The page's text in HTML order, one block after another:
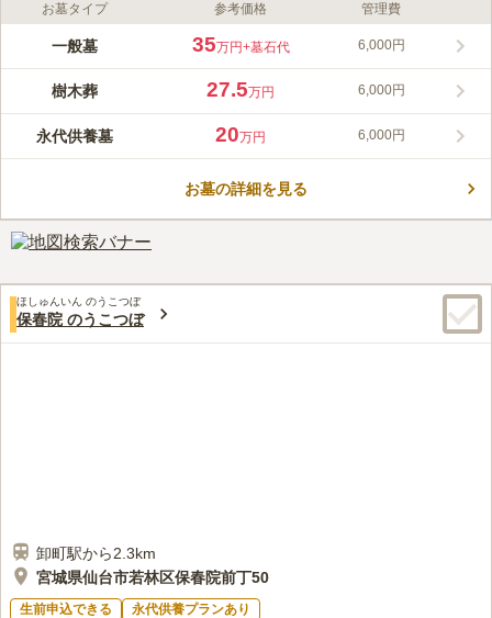
ライフドット編集部のコメント
JR東北本線「東仙台駅」から徒歩約10分の便利な立地で、宗教
永代供養が付いているため、無縁仏になる心配がなく、後継者が
いない方でも安心して利用可能です。経済的負担が少なく、維持
お墓タイプ 参考価格 管理費
一般墓 35万円+墓石代 6,000円
樹木葬 27.5万円 6,000円
永代供養墓 20万円 6,000円
お墓の詳細を見る
ほしゅんいん のうこつぼ
保春院 のうこつぼ
卸町駅から2.3km
宮城県仙台市若林区保春院前丁50
生前申込できる 永代供養プランあり